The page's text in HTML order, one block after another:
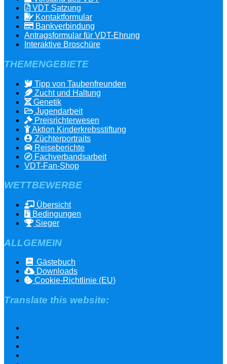
VDT Satzung
Kontaktformular
Bankverbindung
Antragsformular für VDT-Ehrung
Interaktive Broschüre
THEMENGEBIETE
Tipp von Taubenfreunden
Zucht und Haltung
Genetik
Jugendarbeit
Preisrichterwesen
Aktion Kinderkrebsstiftung
Züchterportraits
Reiseberichte
Fachverbandsarbeit
VDT-Fan-Shop
WETTBEWERBE
Übersicht
Bedingungen
Sieger
ALLGEMEIN
Gästebuch
Downloads
Cookie-Richtlinie (EU)
Translate this website: